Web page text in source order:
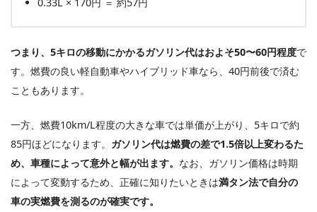
0.33L × 170円 ＝ 約57円
つまり、5キロの移動にかかるガソリン代はおよそ50〜60円程度で
す。燃費の良い軽自動車やハイブリッド車なら、40円前後で済む
こともあります。
一方、燃費10km/L程度の大きな車では単価が上がり、5キロで約
85円ほどになります。 ガソリン代は燃費の差で1.5倍以上変わるた
め、車種によって意外と幅が出ます。 なお、ガソリン価格は時期
によって変動するため、正確に知りたいときは満タン法で自分の
車の実燃費を測るのが確実です。